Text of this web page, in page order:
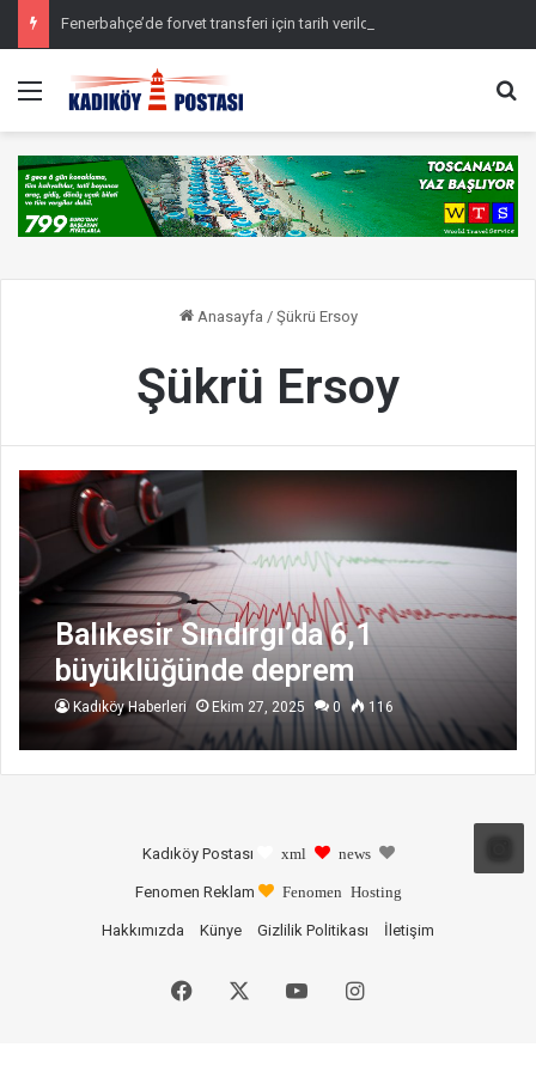
Fenerbahçe’de forvet transferi için tarih verildi
Menü
Anasayfa / Şükrü Ersoy
Şükrü Ersoy
Balıkesir Sındırgı’da 6,1
büyüklüğünde deprem
Kadıköy Haberleri Ekim 27, 2025 0 116
Kadıköy Postası xml news
Fenomen Reklam Fenomen Hosting
Hakkımızda Künye Gizlilik Politikası İletişim
Facebook YouTubeInstagram